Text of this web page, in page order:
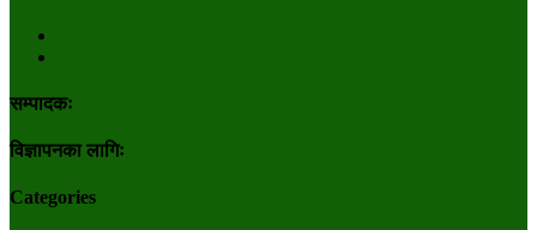
सम्पादकः
विज्ञापनका लागिः
Categories